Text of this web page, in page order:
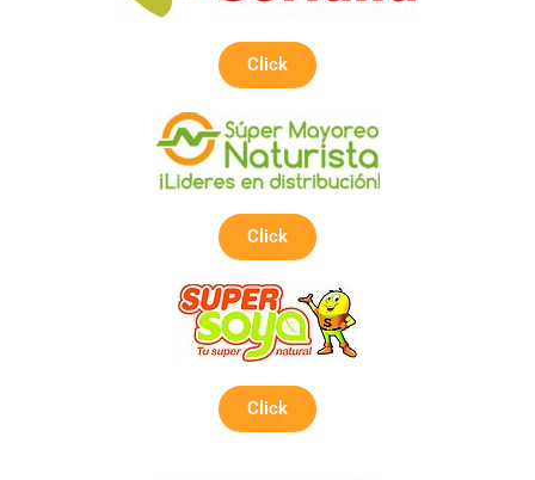
Click
Click
Click